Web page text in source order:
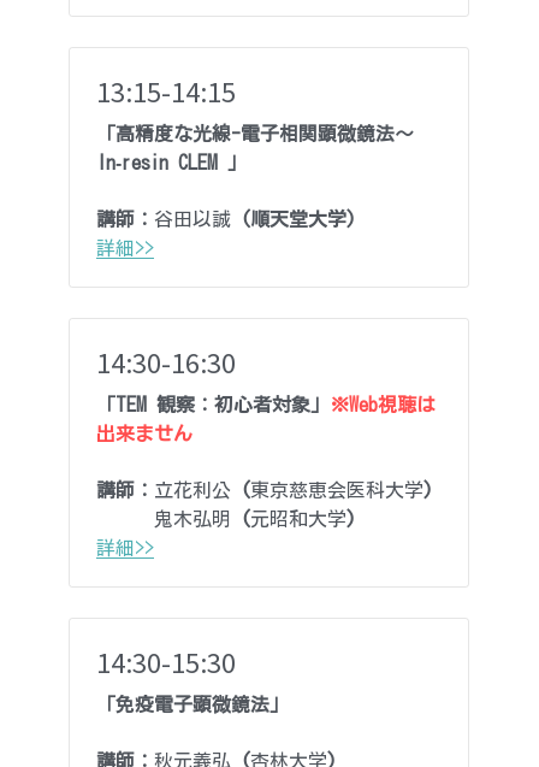
13:15-14:15
「高精度な光線-電子相関顕微鏡法〜
In‑resin CLEM 」
講師： 谷田以誠 (順天堂大学)
詳細>>
14:30-16:30
「TEM 観察：初心者対象」 ※Web視聴は
出来ません
講師： 立花利公 (東京慈恵会医科大学)
    　鬼木弘明
(元昭和大学)
詳細>>
14:30-15:30
「免疫電子顕微鏡法」
講師：秋元義弘 (杏林大学)